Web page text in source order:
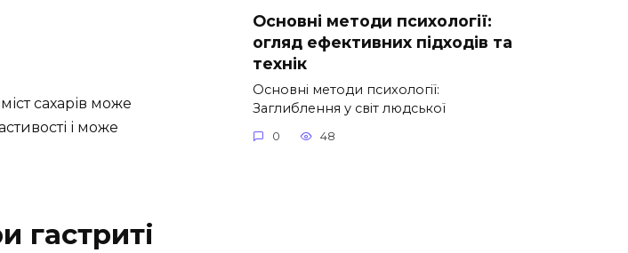
сахарів може
і може
гастриті
Основні методи психології:
огляд ефективних підходів та
технік
Основні методи психології:
Заглиблення у світ людської
0 48